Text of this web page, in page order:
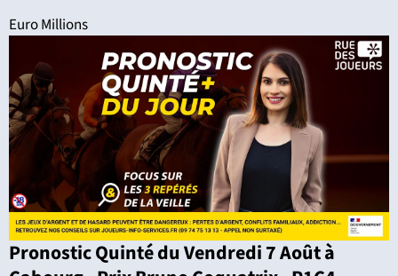
Euro Millions
Pronostic Quinté du Vendredi 7 Août à